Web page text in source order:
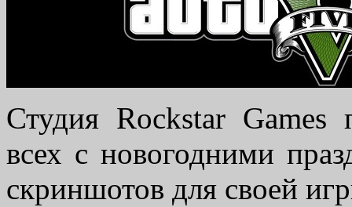
Студия Rockstar Games
всех с новогодними
скриншотов для своей